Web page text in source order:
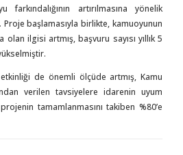
farkındalığının artırılmasına yönelik
başlamasıyla birlikte, kamuoyunun
ilgisi artmış, başvuru sayısı yıllık 5
de önemli ölçüde artmış, Kamu
verilen tavsiyelere idarenin uyum
tamamlanmasını takiben %80’e